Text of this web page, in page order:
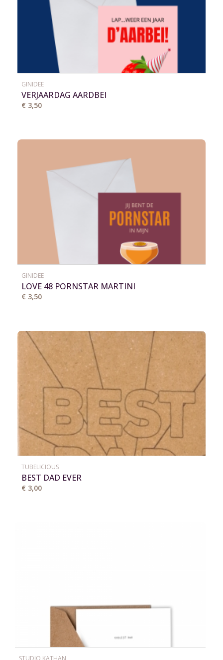
GINIDEE
VERJAARDAG AARDBEI
€ 3,50
GINIDEE
LOVE 48 PORNSTAR MARTINI
€ 3,50
TUBELICIOUS
BEST DAD EVER
€ 3,00
STUDIO KATHAN